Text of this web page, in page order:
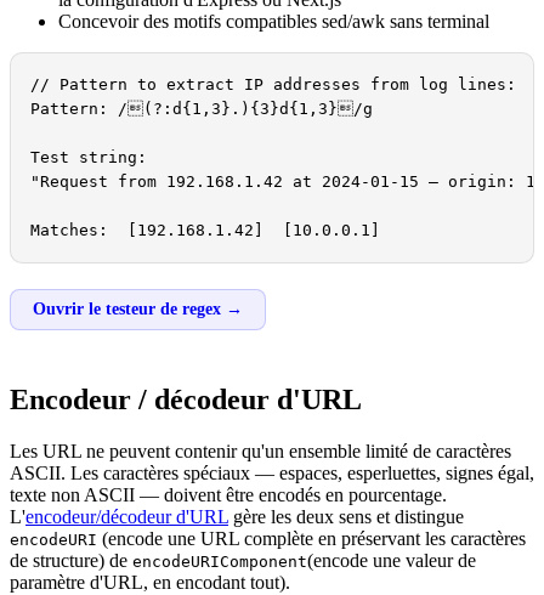
Concevoir des motifs compatibles sed/awk sans terminal
// Pattern to extract IP addresses from log lines:
Pattern: /(?:d{1,3}.){3}d{1,3}/g
Test string:
"Request from 192.168.1.42 at 2024-01-15 — origin:
Matches:  [192.168.1.42]  [10.0.0.1]
Ouvrir le testeur de regex →
Encodeur / décodeur d'URL
Les URL ne peuvent contenir qu'un ensemble limité de caractères
ASCII. Les caractères spéciaux — espaces, esperluettes, signes égal,
texte non ASCII — doivent être encodés en pourcentage.
L'encodeur/décodeur d'URL gère les deux sens et distingue
encodeURI (encode une URL complète en préservant les caractères
de structure) de encodeURIComponent(encode une valeur de
paramètre d'URL, en encodant tout).